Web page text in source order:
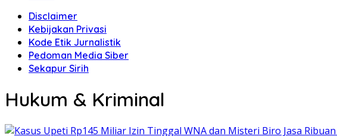
Disclaimer
Kebijakan Privasi
Kode Etik Jurnalistik
Pedoman Media Siber
Sekapur Sirih
Hukum & Kriminal